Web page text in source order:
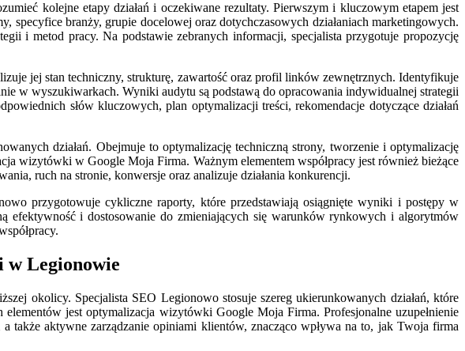
kolejne etapy działań i oczekiwane rezultaty. Pierwszym i kluczowym etapem jest
specyfice branży, grupie docelowej oraz dotychczasowych działaniach marketingowych.
i metod pracy. Na podstawie zebranych informacji, specjalista przygotuje propozycję
jej stan techniczny, strukturę, zawartość oraz profil linków zewnętrznych. Identyfikuje
w wyszukiwarkach. Wyniki audytu są podstawą do opracowania indywidualnej strategii
słów kluczowych, plan optymalizacji treści, rekomendacje dotyczące działań
działań. Obejmuje to optymalizację techniczną strony, tworzenie i optymalizację
wizytówki w Google Moja Firma. Ważnym elementem współpracy jest również bieżące
ruch na stronie, konwersje oraz analizuje działania konkurencji.
przygotowuje cykliczne raporty, które przedstawiają osiągnięte wyniki i postępy w
efektywność i dostosowanie do zmieniających się warunków rynkowych i algorytmów
w Legionowie
okolicy. Specjalista SEO Legionowo stosuje szereg ukierunkowanych działań, które
jest optymalizacja wizytówki Google Moja Firma. Profesjonalne uzupełnienie
także aktywne zarządzanie opiniami klientów, znacząco wpływa na to, jak Twoja firma